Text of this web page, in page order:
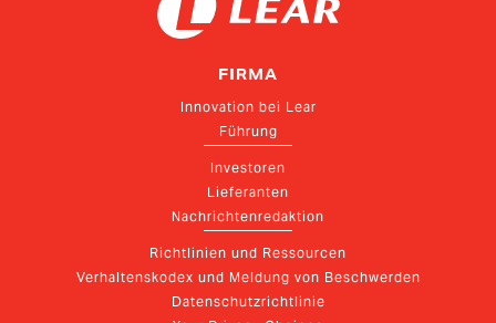
FIRMA
Innovation bei Lear
Führung
Investoren
Lieferanten
Nachrichtenredaktion
Richtlinien und Ressourcen
Verhaltenskodex und Meldung von Beschwerden
Datenschutzrichtlinie